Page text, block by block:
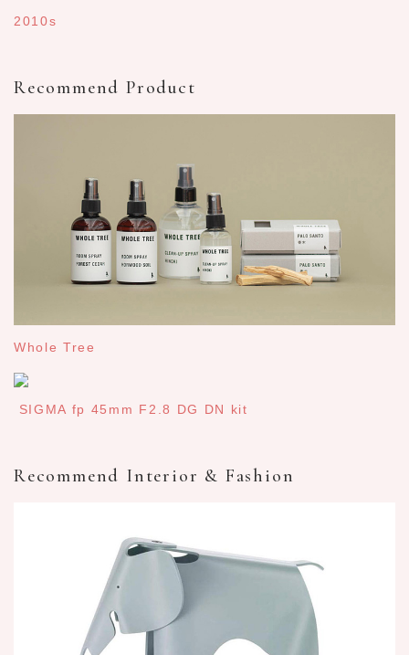
2010s
Recommend Product
Whole Tree
SIGMA fp 45mm F2.8 DG DN kit
Recommend Interior & Fashion